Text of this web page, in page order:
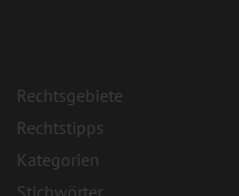
Rechtsgebiete
Rechtstipps
Kategorien
Stichwörter